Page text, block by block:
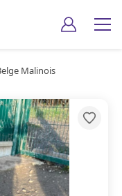
Malinois